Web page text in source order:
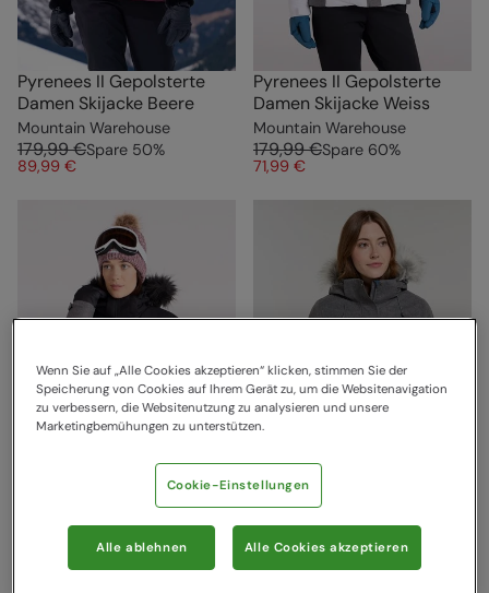
Pyrenees II Gepolsterte
Damen Skijacke Beere
Mountain Warehouse
179,99 €Spare 50%
89,99 €
Pyrenees II Gepolsterte
Damen Skijacke Weiss
Mountain Warehouse
179,99 €Spare 60%
71,99 €
Pyrenees II Gepolsterte
Snow II Wasserdichte
Damen-Skijacke Grau
Wenn Sie auf „Alle Cookies akzeptieren“ klicken, stimmen Sie der
Speicherung von Cookies auf Ihrem Gerät zu, um die Websitenavigation
zu verbessern, die Websitenutzung zu analysieren und unsere
Marketingbemühungen zu unterstützen.
Cookie-Einstellungen
Alle ablehnen Alle Cookies akzeptieren